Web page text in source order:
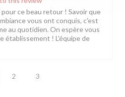
ce beau retour ! Savoir que
vous ont conquis, c'est
au quotidien. On espère vous
établissement ! L'équipe de
2 3